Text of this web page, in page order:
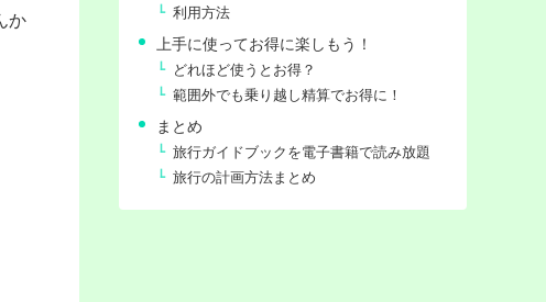
か
利用方法
上手に使ってお得に楽しもう！
どれほど使うとお得？
範囲外でも乗り越し精算でお得に！
まとめ
旅行ガイドブックを電子書籍で読み放題
旅行の計画方法まとめ